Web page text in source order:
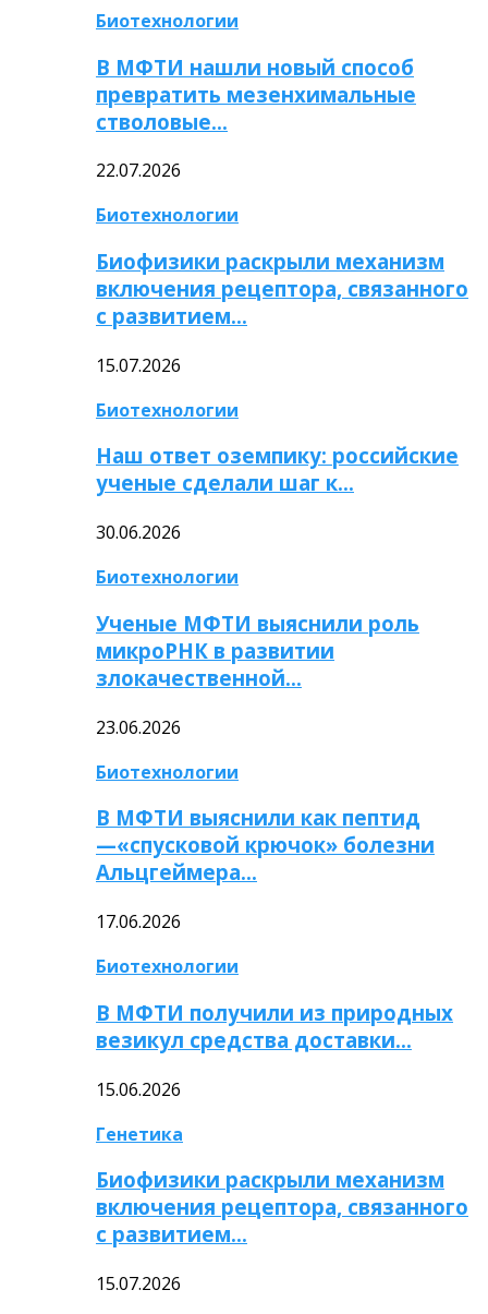
Биотехнологии
В МФТИ нашли новый способ
превратить мезенхимальные
стволовые…
22.07.2026
Биотехнологии
Биофизики раскрыли механизм
включения рецептора, связанного
с развитием…
15.07.2026
Биотехнологии
Наш ответ оземпику: российские
ученые сделали шаг к…
30.06.2026
Биотехнологии
Ученые МФТИ выяснили роль
микроРНК в развитии
злокачественной…
23.06.2026
Биотехнологии
В МФТИ выяснили как пептид
—«спусковой крючок» болезни
Альцгеймера…
17.06.2026
Биотехнологии
В МФТИ получили из природных
везикул средства доставки…
15.06.2026
Генетика
Биофизики раскрыли механизм
включения рецептора, связанного
с развитием…
15.07.2026